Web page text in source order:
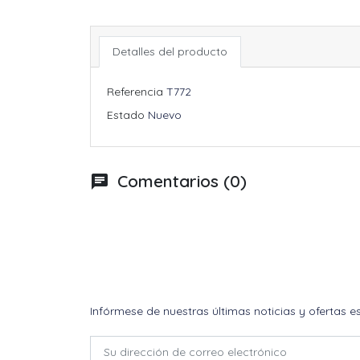
Detalles del producto
Referencia T772
Estado Nuevo
chat Comentarios (0)
Infórmese de nuestras últimas noticias y ofertas